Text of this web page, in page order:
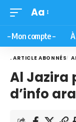
Aa
– Mon compte –
. ARTICLE ABONNÉS
Al Jazira
d’info